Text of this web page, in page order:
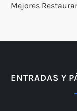
Mejores
ENTRADAS Y